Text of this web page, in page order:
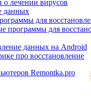
о лечении вирусов
данных
для
программы для
данных на Android
про восстановление